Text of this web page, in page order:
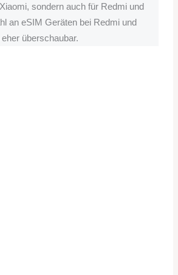
sondern auch für Redmi und
an eSIM Geräten bei Redmi und
überschaubar.